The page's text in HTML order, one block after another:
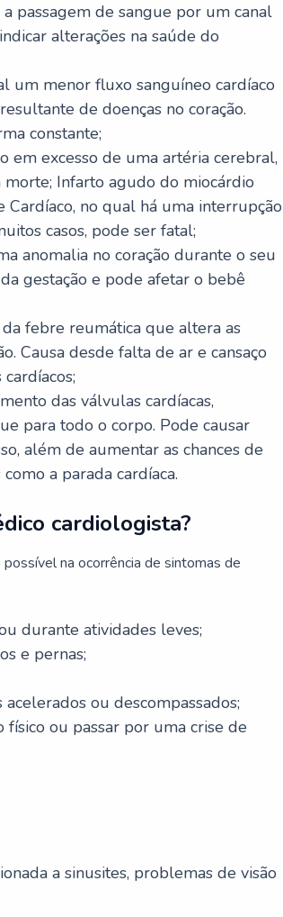
passagem de sangue por um canal
alterações na saúde do
um menor fluxo sanguíneo cardíaco
de doenças no coração.
constante;
em excesso de uma artéria cerebral,
Infarto agudo do miocárdio
no qual há uma interrupção
casos, pode ser fatal;
anomalia no coração durante o seu
gestação e pode afetar o bebê
febre reumática que altera as
Causa desde falta de ar e cansaço
das válvulas cardíacas,
para todo o corpo. Pode causar
além de aumentar as chances de
a parada cardíaca.
cardiologista?
na ocorrência de sintomas de
durante atividades leves;
e pernas;
ou descompassados;
ou passar por uma crise de
a sinusites, problemas de visão